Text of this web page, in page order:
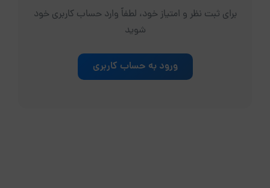
برای ثبت نظر و امتیاز خود، لطفاً وارد حساب کاربری خود
شوید
ورود به حساب کاربری